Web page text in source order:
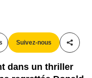
Suivez-nous
dans un thriller